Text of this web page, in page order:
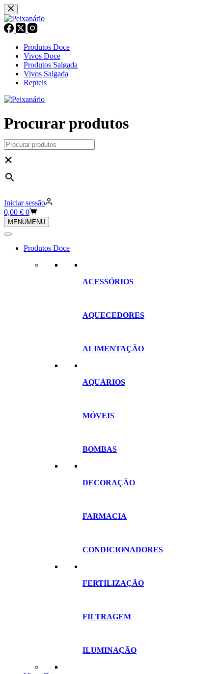
Pular
para
o
conteúdo
Produtos Doce
Vivos Doce
Produtos Salgada
Vivos Salgada
Repteis
Procurar produtos
×
Iniciar sessão
Carrinho
de
compras
0,00 € 0
MENUMENU
Produtos Doce
ACESSÓRIOS
AQUECEDORES
ALIMENTAÇÃO
AQUÁRIOS
MÓVEIS
BOMBAS
DECORAÇÃO
FARMACIA
CONDICIONADORES
FERTILIZAÇÃO
FILTRAGEM
ILUMINAÇÃO